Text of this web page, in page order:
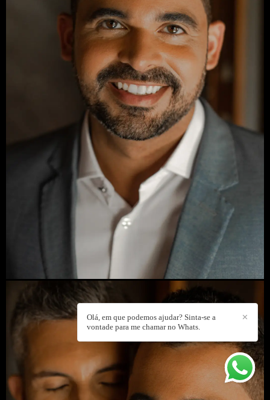
✕
Olá, em que podemos ajudar? Sinta-se a
vontade para me chamar no Whats.